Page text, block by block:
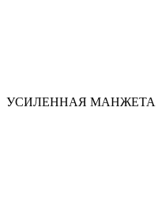
УСИЛЕННАЯ МАНЖЕТА